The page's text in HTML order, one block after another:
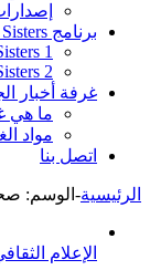
برنامج Safe Sisters
1
2
غرفة أخبار
ما هي
مواد
اتصل بنا
الرئيسية- الوسم:
الإعلام